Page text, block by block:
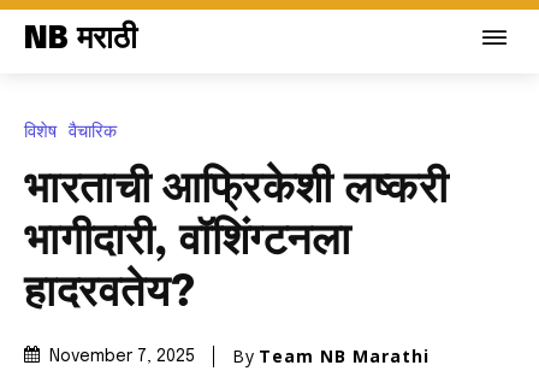
NB मराठी
विशेष वैचारिक
भारताची आफ्रिकेशी लष्करी
भागीदारी, वॉशिंग्टनला
हादरवतेय?
November 7, 2025 By Team NB Marathi